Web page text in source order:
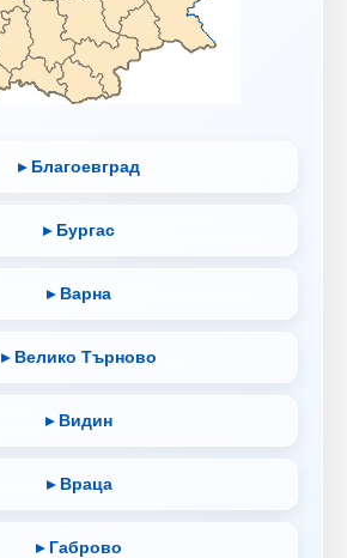
▸ Благоевград
▸ Бургас
▸ Варна
▸ Велико Търново
▸ Видин
▸ Враца
▸ Габрово